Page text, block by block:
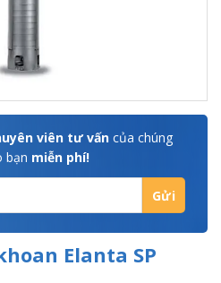
viên tư vấn của chúng
bạn miễn phí!
Elanta SP